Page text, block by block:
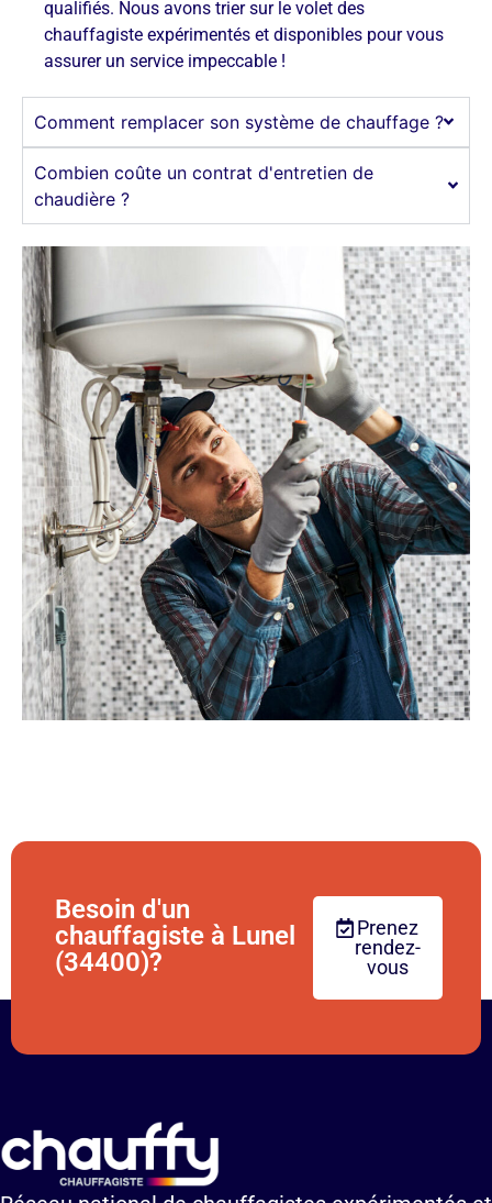
qualifiés. Nous avons trier sur le volet des
chauffagiste expérimentés et disponibles pour vous
assurer un service impeccable !
Comment remplacer son système de chauffage ?
Combien coûte un contrat d'entretien de
chaudière ?
Besoin d'un
chauffagiste à Lunel
(34400)?
Prenez
rendez-
vous